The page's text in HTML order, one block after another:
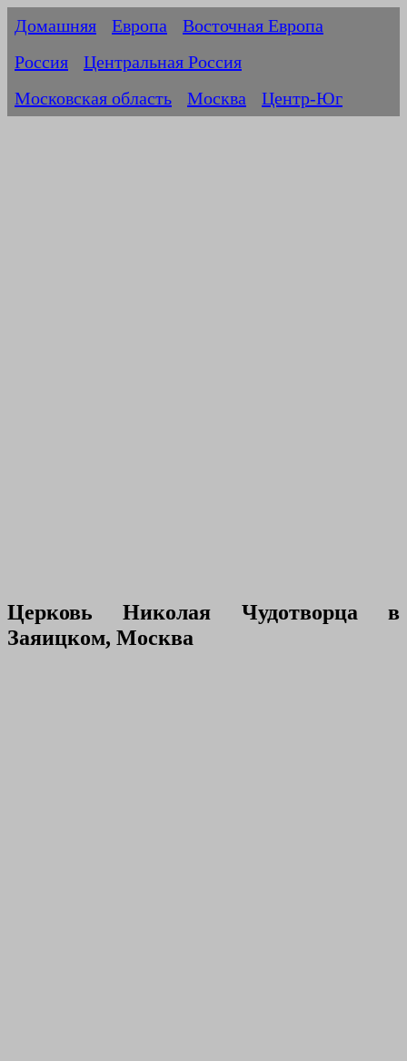
Домашняя Европа
Восточная Европа
Россия
Центральная Россия
Московская область
Москва Центр-Юг
Церковь Николая Чудотворца в
Заяицком, Москва